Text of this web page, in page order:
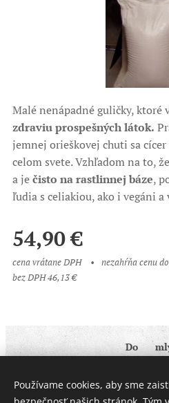
Malé nenápadné guličky, ktoré
zdraviu prospešných látok.
jemnej orieškovej chuti sa
celom svete. Vzhľadom na to,
a ječisto na rastlinnej báze,
ľudia s celiakiou, ako i vegáni a
54,90€
cena vrátane DPH
nezahŕňa cenu
bez DPH 46,13 €
Do ♥
Používame cookies, aby sme